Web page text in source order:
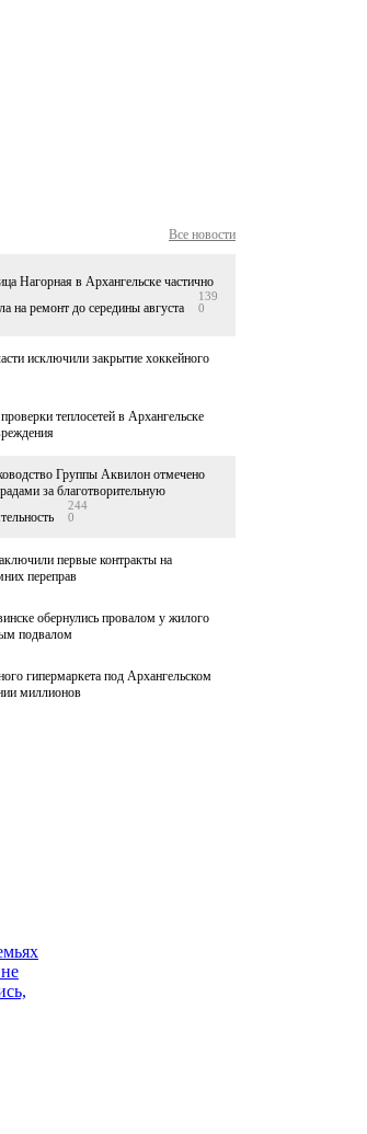
Все новости
Нагорная в Архангельске частично
на ремонт до середины августа
139
0
исключили закрытие хоккейного
теплосетей в Архангельске
Группы Аквилон отмечено
за благотворительную
244
0
первые контракты на
переправ
обернулись провалом у жилого
подвалом
гипермаркета под Архангельском
миллионов